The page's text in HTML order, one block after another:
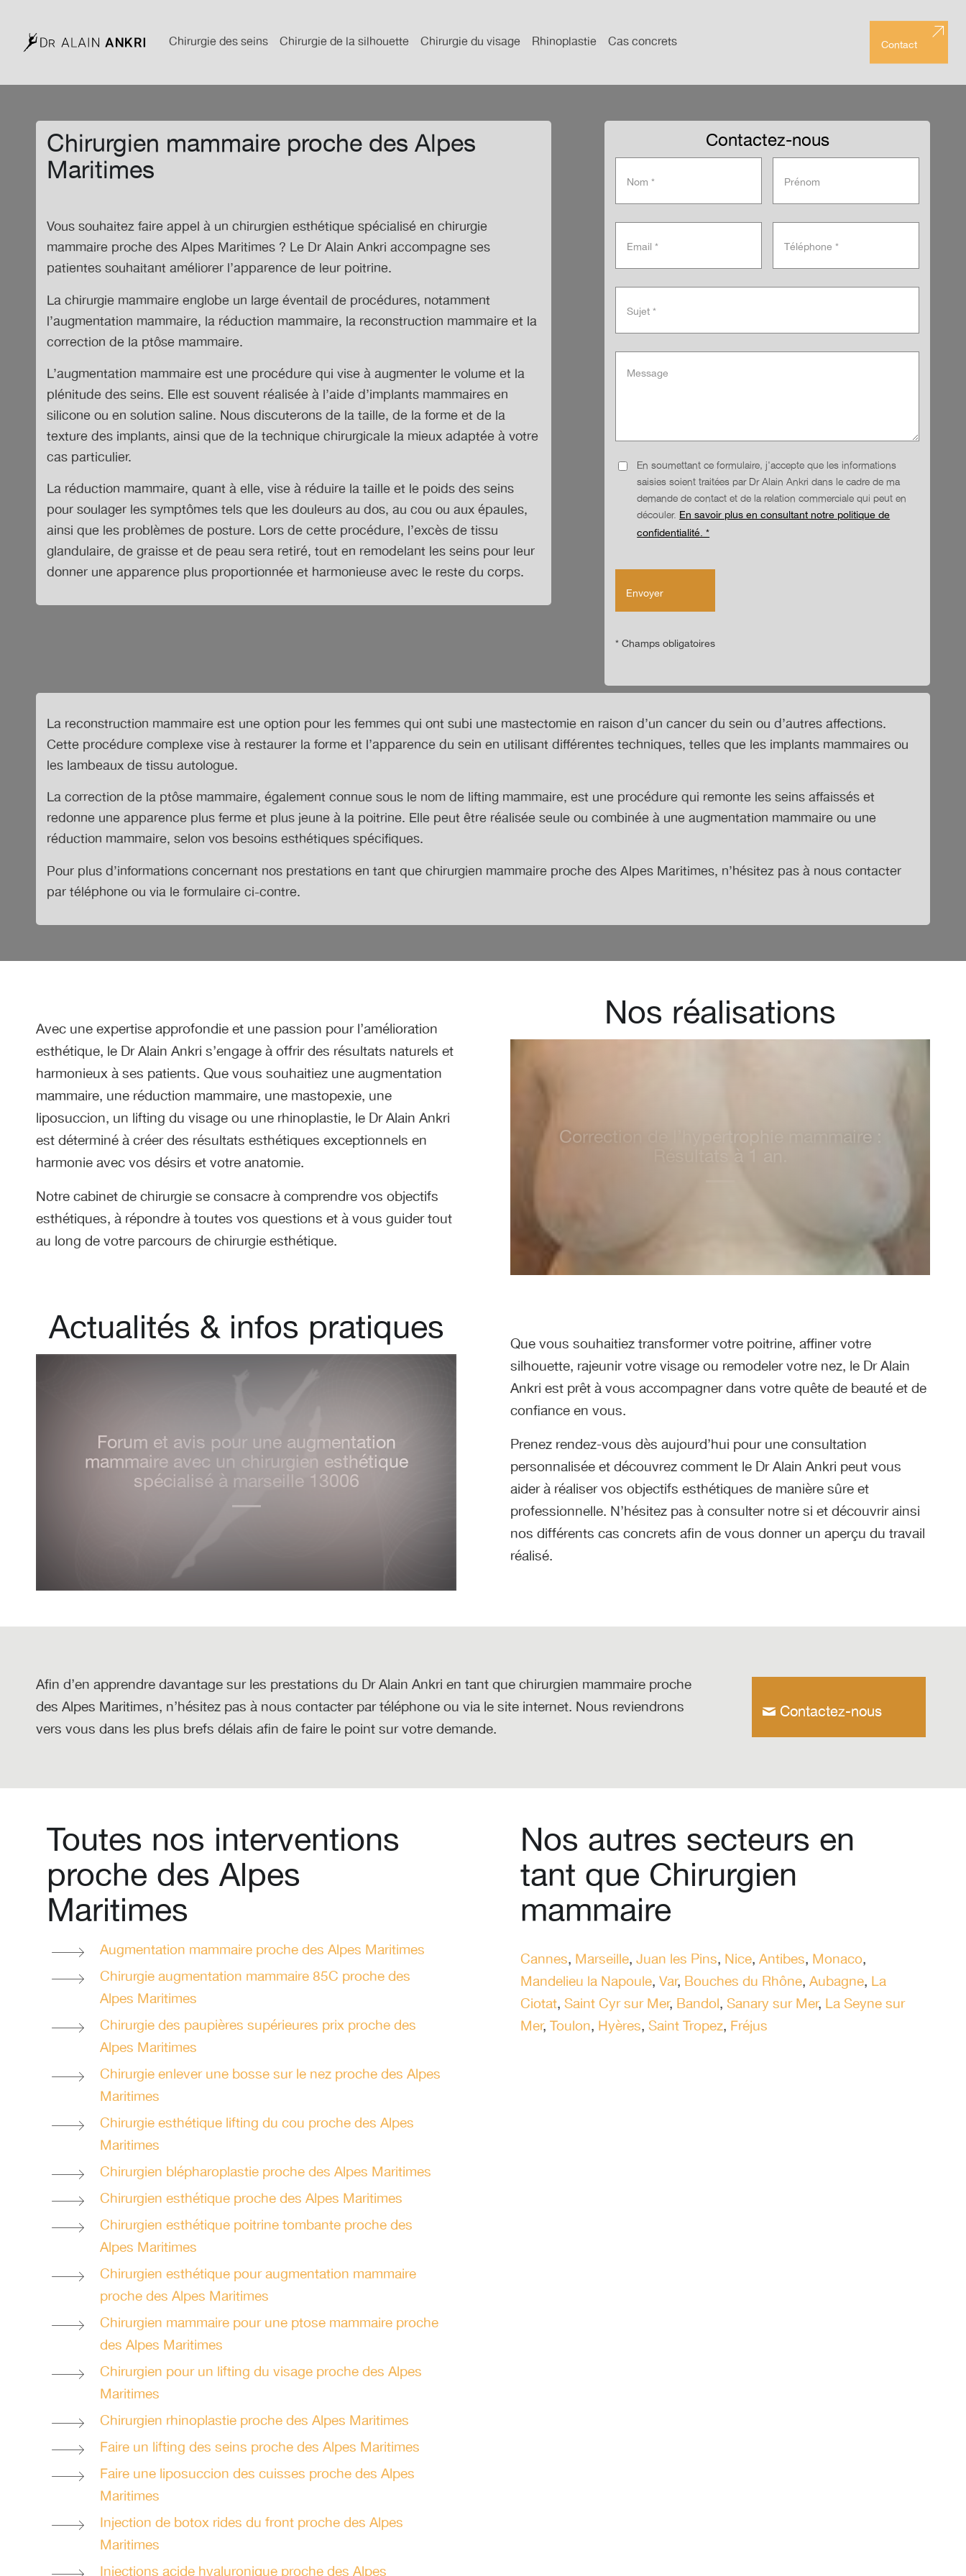
Chirurgie des seins Chirurgie de la silhouette Chirurgie du visage Rhinoplastie Cas concrets Contact
Chirurgien mammaire proche des Alpes
Maritimes
Vous souhaitez faire appel à un chirurgien esthétique spécialisé en chirurgie
mammaire proche des Alpes Maritimes ? Le Dr Alain Ankri accompagne ses
patientes souhaitant améliorer l’apparence de leur poitrine.
La chirurgie mammaire englobe un large éventail de procédures, notamment
l’augmentation mammaire, la réduction mammaire, la reconstruction mammaire et la
correction de la ptôse mammaire.
L’augmentation mammaire est une procédure qui vise à augmenter le volume et la
plénitude des seins. Elle est souvent réalisée à l’aide d’implants mammaires en
silicone ou en solution saline. Nous discuterons de la taille, de la forme et de la
texture des implants, ainsi que de la technique chirurgicale la mieux adaptée à votre
cas particulier.
La réduction mammaire, quant à elle, vise à réduire la taille et le poids des seins
pour soulager les symptômes tels que les douleurs au dos, au cou ou aux épaules,
ainsi que les problèmes de posture. Lors de cette procédure, l’excès de tissu
glandulaire, de graisse et de peau sera retiré, tout en remodelant les seins pour leur
donner une apparence plus proportionnée et harmonieuse avec le reste du corps.
Contactez-nous
En soumettant ce formulaire, j'accepte que les informations
saisies soient traitées par Dr Alain Ankri dans le cadre de ma
demande de contact et de la relation commerciale qui peut en
découler. En savoir plus en consultant notre politique de
confidentialité. *
* Champs obligatoires
La reconstruction mammaire est une option pour les femmes qui ont subi une mastectomie en raison d’un cancer du sein ou d’autres affections.
Cette procédure complexe vise à restaurer la forme et l’apparence du sein en utilisant différentes techniques, telles que les implants mammaires ou
les lambeaux de tissu autologue.
La correction de la ptôse mammaire, également connue sous le nom de lifting mammaire, est une procédure qui remonte les seins affaissés et
redonne une apparence plus ferme et plus jeune à la poitrine. Elle peut être réalisée seule ou combinée à une augmentation mammaire ou une
réduction mammaire, selon vos besoins esthétiques spécifiques.
Pour plus d’informations concernant nos prestations en tant que chirurgien mammaire proche des Alpes Maritimes, n’hésitez pas à nous contacter
par téléphone ou via le formulaire ci-contre.
Avec une expertise approfondie et une passion pour l’amélioration
esthétique, le Dr Alain Ankri s’engage à offrir des résultats naturels et
harmonieux à ses patients. Que vous souhaitiez une augmentation
mammaire, une réduction mammaire, une mastopexie, une
liposuccion, un lifting du visage ou une rhinoplastie, le Dr Alain Ankri
est déterminé à créer des résultats esthétiques exceptionnels en
harmonie avec vos désirs et votre anatomie.
Notre cabinet de chirurgie se consacre à comprendre vos objectifs
esthétiques, à répondre à toutes vos questions et à vous guider tout
au long de votre parcours de chirurgie esthétique.
Nos réalisations
Chirurgien esthétique à Marseille pour mise
en place de prothèses mammaires pour
augmenter la taille des seins à Marseille
Actualités &infos pratiques
Chirurgien esthétique spécialiste de
l’augmentation mammaire, Docteur Alain
Ankri à Marseille
Que vous souhaitiez transformer votre poitrine, affiner votre
silhouette, rajeunir votre visage ou remodeler votre nez, le Dr Alain
Ankri est prêt à vous accompagner dans votre quête de beauté et de
confiance en vous.
Prenez rendez-vous dès aujourd’hui pour une consultation
personnalisée et découvrez comment le Dr Alain Ankri peut vous
aider à réaliser vos objectifs esthétiques de manière sûre et
professionnelle. N’hésitez pas à consulter notre si et découvrir ainsi
nos différents cas concrets afin de vous donner un aperçu du travail
réalisé.
Afin d’en apprendre davantage sur les prestations du Dr Alain Ankrien tant que chirurgien mammaire proche
des Alpes Maritimes, n’hésitez pas à nous contacter par téléphone ou via le site internet. Nous reviendrons
vers vous dans les plus brefs délais afin de faire le point sur votre demande.
Contactez-nous
Toutes nos interventions
proche des Alpes
Maritimes
Augmentation mammaire proche des Alpes Maritimes
Chirurgie augmentation mammaire 85C proche des
Alpes Maritimes
Chirurgie des paupières supérieures prix proche des
Alpes Maritimes
Chirurgie enlever une bosse sur le nez proche des Alpes
Maritimes
Chirurgie esthétique lifting du cou proche des Alpes
Maritimes
Chirurgien blépharoplastie proche des Alpes Maritimes
Chirurgien esthétique proche des Alpes Maritimes
Chirurgien esthétique poitrine tombante proche des
Alpes Maritimes
Chirurgien esthétique pour augmentation mammaire
proche des Alpes Maritimes
Chirurgien mammaire pour une ptose mammaire proche
des Alpes Maritimes
Chirurgien pour un lifting du visage proche des Alpes
Maritimes
Chirurgien rhinoplastie proche des Alpes Maritimes
Faire un lifting des seins proche des Alpes Maritimes
Faire une liposuccion des cuisses proche des Alpes
Maritimes
Injection de botox rides du front proche des Alpes
Maritimes
Nos autres secteurs en
tant que Chirurgien
mammaire
Cannes, Marseille,Juan les Pins, Nice,Antibes, Monaco,
Mandelieu la Napoule,Var, Bouches du Rhône,Aubagne, La
Ciotat,Saint Cyr sur Mer, Bandol,Sanary sur Mer, La Seyne sur
Mer,Toulon, Hyères,Saint Tropez, Fréjus